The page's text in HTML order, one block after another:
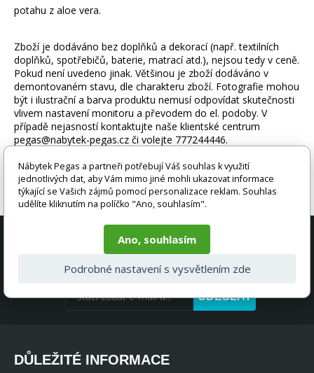
potahu z aloe vera.
Zboží je dodáváno bez doplňků a dekorací (např. textilních
doplňků, spotřebičů, baterie, matrací atd.), nejsou tedy v ceně.
Pokud není uvedeno jinak. Většinou je zboží dodáváno v
demontovaném stavu, dle charakteru zboží. Fotografie mohou
být i ilustrační a barva produktu nemusí odpovídat skutečnosti
vlivem nastavení monitoru a převodem do el. podoby. V
případě nejasností kontaktujte naše klientské centrum
pegas@nabytek-pegas.cz či volejte 777244446.
AKČNÍ NABÍDKY A SLEVY PŘÍMO DO
VAŠEHO E-MAILU
ODESLAT
DŮLEŽITÉ INFORMACE
Nábytek Pegas a partneři potřebují Váš souhlas k využití
jednotlivých dat, aby Vám mimo jiné mohli ukazovat informace
týkající se Vašich zájmů pomocí personalizace reklam. Souhlas
udělíte kliknutím na políčko "Ano, souhlasím".
Ano, souhlasím
Podrobné nastavení s vysvětlením zde